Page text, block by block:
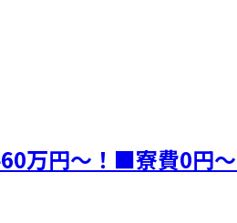
万円～！■寮費0円